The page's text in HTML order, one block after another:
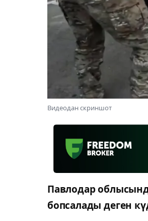
Видеодан скриншот
Павлодар
бопсалады деген